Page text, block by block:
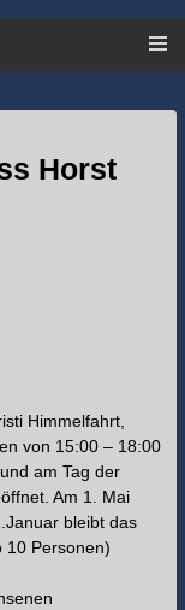
Horst
Himmelfahrt,
von 15:00 – 18:00
am Tag der
Am 1. Mai
bleibt das
10 Personen)